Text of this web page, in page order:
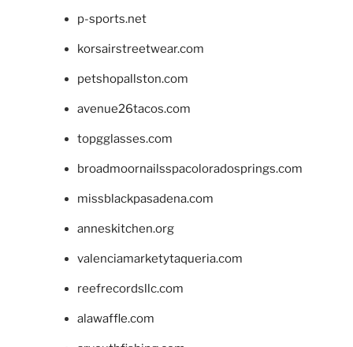
p-sports.net
korsairstreetwear.com
petshopallston.com
avenue26tacos.com
topgglasses.com
broadmoornailsspacoloradosprings.com
missblackpasadena.com
anneskitchen.org
valenciamarketytaqueria.com
reefrecordsllc.com
alawaffle.com